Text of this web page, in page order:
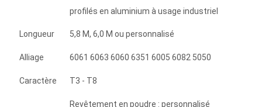
profilés en aluminium à usage industriel
Longueur 5,8 M, 6,0 M ou personnalisé
Alliage 6061 6063 6060 6351 6005 6082 5050
Caractère T3 - T8
Revêtement en poudre : personnalisé